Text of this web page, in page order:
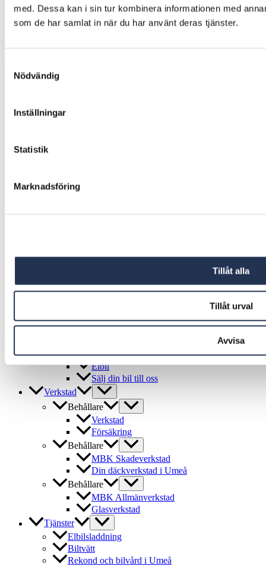
med. Dessa kan i sin tur kombinera informationen med
som de har samlat in när du har använt deras tjänster.
Nödvändig
Inställningar
Statistik
Marknadsföring
Tillåt alla
Tillåt urval
Avvisa
Till Scania
Till NXT
Bilar
Finansiering Choice
Serviceavtal
Privatleasing
Miljöbil
Elbil
Sälj din bil till oss
Verkstad
Behållare
Verkstad
Försäkring
Behållare
MBK Skadeverkstad
Din däckverkstad i Umeå
Behållare
MBK Allmänverkstad
Glasverkstad
Tjänster
Elbilsladdning
Biltvätt
Rekond och bilvård i Umeå